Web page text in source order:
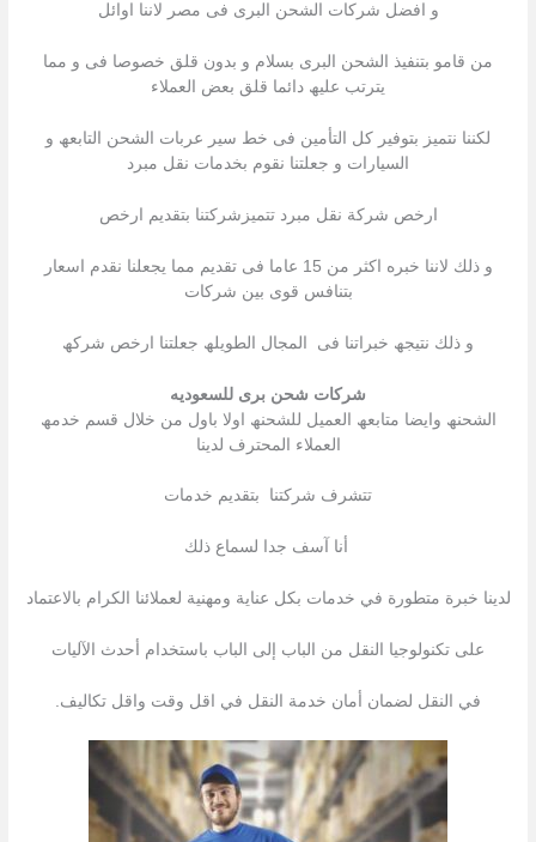
و افضل شركات الشحن البرى فى مصر لاننا اوائل
من قامو بتنفیذ الشحن البرى بسلام و بدون قلق خصوصا فى و مما
یترتب علیھ دائما قلق بعض العملاء
لكننا نتمیز بتوفیر كل التأمین فى خط سیر عربات الشحن التابعھ و
السیارات و جعلتنا نقوم بخدمات نقل مبرد
ارخص شركة نقل مبرد تتمیزشركتنا بتقدیم ارخص
و ذلك لاننا خبره اكثر من 15 عاما فى تقدیم مما یجعلنا نقدم اسعار
بتنافس قوى بین شركات
و ذلك نتیجھ خبراتنا فى المجال الطویلھ جعلتنا ارخص شركھ
شركات شحن برى للسعوديه
الشحنھ وایضا متابعھ العمیل للشحنھ اولا باول من خلال قسم خدمھ
العملاء المحترف لدینا
تتشرف شركتنا بتقدیم خدمات
أنا آسف جدا لسماع ذلك
لدينا خبرة متطورة في خدمات بكل عناية ومهنية لعملائنا الكرام بالاعتماد
على تكنولوجيا النقل من الباب إلى الباب باستخدام أحدث الآليات
في النقل لضمان أمان خدمة النقل في اقل وقت واقل تكاليف.